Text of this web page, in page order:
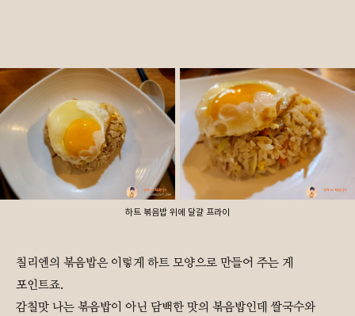
하트 볶음밥 위에 달걀 프라이
칠리엔의 볶음밥은 이렇게 하트 모양으로 만들어 주는 게
포인트죠.
감칠맛 나는 볶음밥이 아닌 담백한 맛의 볶음밥인데 쌀국수와